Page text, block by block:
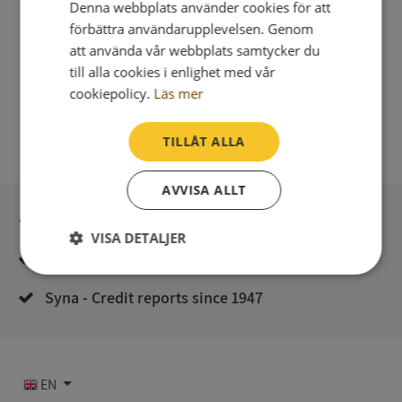
Syna - Credit reports since 1947
EN
Denna webbplats använder cookies för att
förbättra användarupplevelsen. Genom
att använda vår webbplats samtycker du
till alla cookies i enlighet med vår
cookiepolicy. Läs mer
TILLÅT ALLA
AVVISA ALLT
VISA DETALJER
Strikt
nödvändigt
Prestanda Inriktning